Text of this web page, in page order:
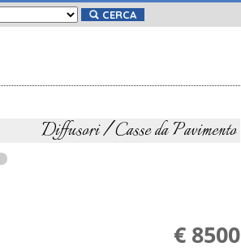
CERCA
Diffusori / Casse da Pavimento
€ 8500